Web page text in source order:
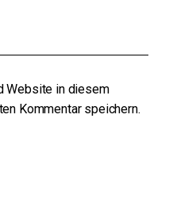
Website in diesem
Kommentar speichern.